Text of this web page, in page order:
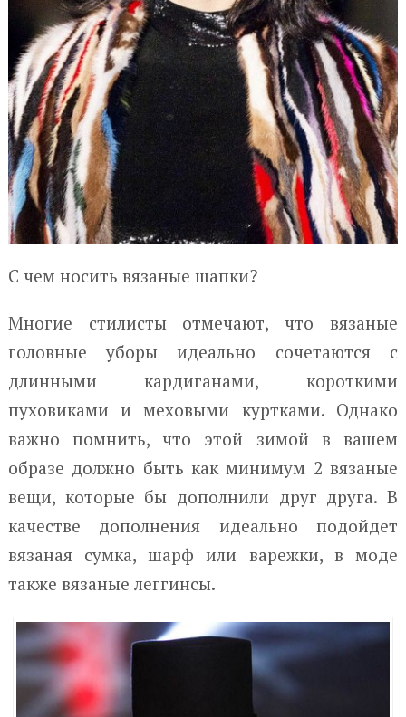
С чем носить вязаные шапки?
Многие стилисты отмечают, что вязаные
головные уборы идеально сочетаются с
длинными кардиганами, короткими
пуховиками и меховыми куртками. Однако
важно помнить, что этой зимой в вашем
образе должно быть как минимум 2 вязаные
вещи, которые бы дополнили друг друга. В
качестве дополнения идеально подойдет
вязаная сумка, шарф или варежки, в моде
также вязаные леггинсы.